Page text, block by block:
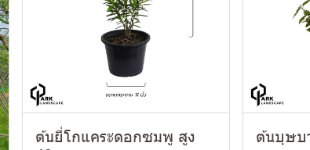
ต้นยี่โกแคระดอกซมพู สูง
ต้นบุษบ